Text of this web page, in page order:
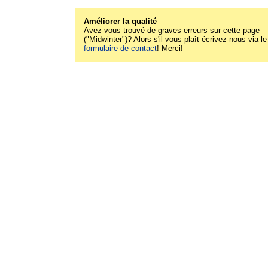
Améliorer la qualité
Avez-vous trouvé de graves erreurs sur cette page
("Midwinter")? Alors s'il vous plaît écrivez-nous via le
formulaire de contact! Merci!